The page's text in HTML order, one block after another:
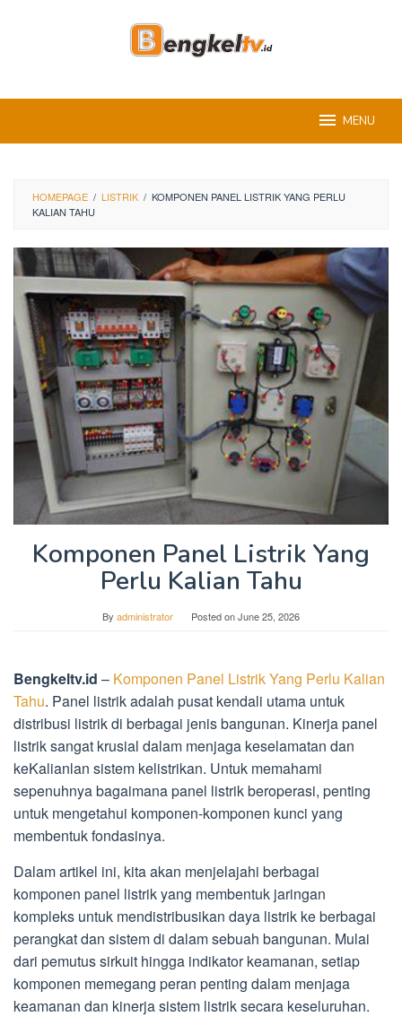
MENU
HOMEPAGE / LISTRIK / KOMPONEN PANEL LISTRIK YANG PERLU
KALIAN TAHU
Komponen Panel Listrik Yang
Perlu Kalian Tahu
By administrator Posted onJune 25, 2026
Bengkeltv.id – Komponen Panel Listrik Yang Perlu Kalian
Tahu. Panel listrik adalah pusat kendali utama untuk
distribusi listrik di berbagai jenis bangunan. Kinerja panel
listrik sangat krusial dalam menjaga keselamatan dan
keKalianlan sistem kelistrikan. Untuk memahami
sepenuhnya bagaimana panel listrik beroperasi, penting
untuk mengetahui komponen-komponen kunci yang
membentuk fondasinya.
Dalam artikel ini, kita akan menjelajahi berbagai
komponen panel listrik yang membentuk jaringan
kompleks untuk mendistribusikan daya listrik ke berbagai
perangkat dan sistem di dalam sebuah bangunan. Mulai
dari pemutus sirkuit hingga indikator keamanan, setiap
komponen memegang peran penting dalam menjaga
keamanan dan kinerja sistem listrik secara keseluruhan.